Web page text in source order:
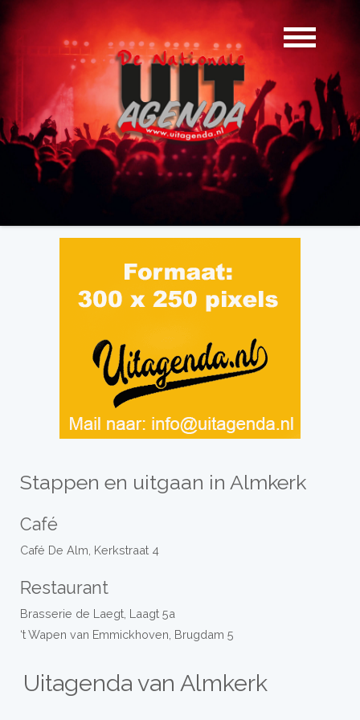
Stappen en uitgaan in Almkerk
Café
Café De Alm, Kerkstraat 4
Restaurant
Brasserie de Laegt, Laagt 5a
‘t Wapen van Emmickhoven, Brugdam 5
Uitagenda van Almkerk